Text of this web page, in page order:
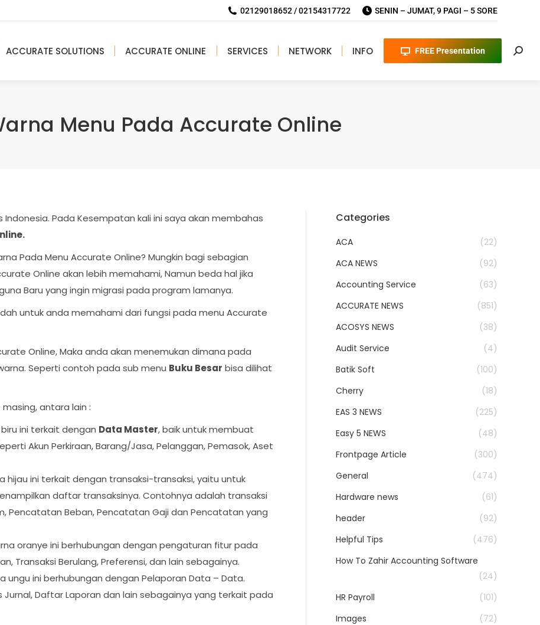
02129018652 / 02154317722 SENIN – JUMAT, 9 PAGI – 5 SORE
ACCURATE SOLUTIONS ACCURATE ONLINE SERVICES NETWORK INFO FREE Presentation
Menu Pada Accurate Online
Pada Kesempatan kali ini saya akan membahas
Pada Menu Accurate Online? Mungkin bagi sebagian
Online akan lebih memahami, Namun beda hal jika
Baru yang ingin migrasi pada program lamanya.
untuk anda memahami dari fungsi pada menu Accurate
Online, Maka anda akan menemukan dimana pada
Seperti contoh pada sub menu Buku Besar bisa dilihat
antara lain :
ini terkait dengan Data Master, baik untuk membuat
Akun Perkiraan, Barang/Jasa, Pelanggan, Pemasok, Aset
hijau ini terkait dengan transaksi-transaksi, yaitu untuk
daftar transaksinya. Contohnya adalah transaksi
Pencatatan Beban, Pencatatan Gaji dan Pencatatan yang
oranye ini berhubungan dengan pengaturan fitur pada
Transaksi Berulang, Preferensi, dan lain sebagainya.
ungu ini berhubungan dengan Pelaporan Data – Data.
Jurnal, Daftar Laporan dan lain sebagainya yang terkait pada
Categories
ACA
(22)
ACA NEWS
(92)
Accounting Service
(63)
ACCURATE NEWS
(851)
ACOSYS NEWS
(38)
Audit Service
(4)
Batik Soft
(100)
Cherry
(18)
EAS 3 NEWS
(225)
Easy 5 NEWS
(48)
Frontpage Article
(300)
General
(474)
Hardware news
(61)
header
(92)
Helpful Tips
(476)
How To Zahir Accounting Software
(24)
HR Payroll
(101)
Images
(72)